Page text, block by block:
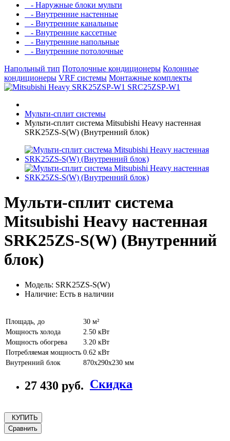
- Наружные блоки мульти
- Внутренние настенные
- Внутренние канальные
- Внутренние кассетные
- Внутренние напольные
- Внутренние потолочные
Напольный тип Потолочные кондиционеры Колонные
кондиционеры VRF системы Монтажные комплекты
Мульти-сплит системы
Мульти-сплит система Mitsubishi Heavy настенная
SRK25ZS-S(W) (Внутренний блок)
Мульти-сплит система
Mitsubishi Heavy настенная
SRK25ZS-S(W) (Внутренний
блок)
Модель: SRK25ZS-S(W)
Наличие: Есть в наличии
Площадь, до
30 м²
Мощность холода
2.50 кВт
Мощность обогрева
3.20 кВт
Потребляемая мощность 0.62 кВт
Внутренний блок
870x290x230 мм
27 430 руб. Скидка
КУПИТЬ
Сравнить